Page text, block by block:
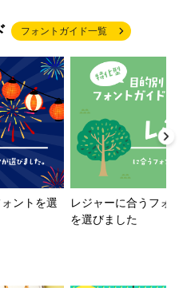
フォントガイド一覧
ントを選
レジャーに合うフォ
を選びました